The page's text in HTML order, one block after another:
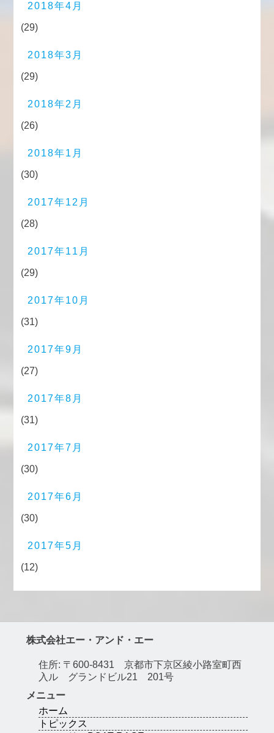
2018年4月
(29)
2018年3月
(29)
2018年2月
(26)
2018年1月
(30)
2017年12月
(28)
2017年11月
(29)
2017年10月
(31)
2017年9月
(27)
2017年8月
(31)
2017年7月
(30)
2017年6月
(30)
2017年5月
(12)
株式会社エー・アンド・エー
住所: 〒600-8431 京都市下京区綾小路室町西
入ル グランドビル21 201号
メニュー
ホーム
トピックス